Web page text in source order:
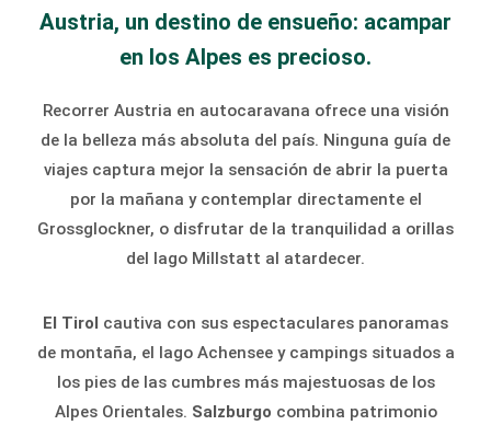
Austria, un destino de ensueño: acampar
en los Alpes es precioso.
Recorrer Austria en autocaravana ofrece una visión
de la belleza más absoluta del país. Ninguna guía de
viajes captura mejor la sensación de abrir la puerta
por la mañana y contemplar directamente el
Grossglockner, o disfrutar de la tranquilidad a orillas
del lago Millstatt al atardecer.
El Tirol cautiva con sus espectaculares panoramas
de montaña, el lago Achensee y campings situados a
los pies de las cumbres más majestuosas de los
Alpes Orientales. Salzburgo combina patrimonio